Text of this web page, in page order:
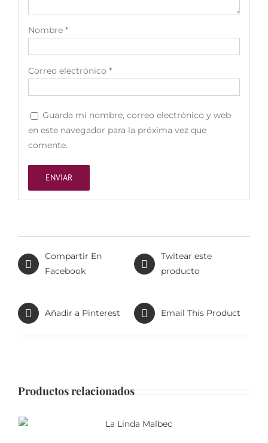
Nombre *
Correo electrónico *
Guarda mi nombre, correo electrónico y web
en este navegador para la próxima vez que
comente.
Compartir En
Facebook
Twitear este
producto
Añadir a Pinterest Email This Product
Productos relacionados